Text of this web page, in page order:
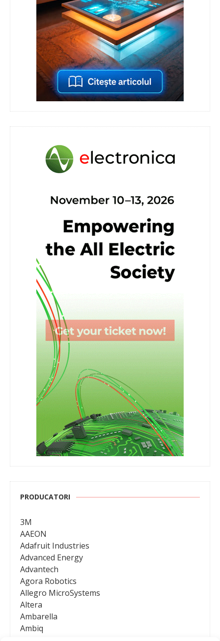
PRODUCATORI
3M
AAEON
Adafruit Industries
Advanced Energy
Advantech
Agora Robotics
Allegro MicroSystems
Altera
Ambarella
Ambiq